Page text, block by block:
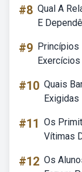
#8 Qual A
E
#9 Princípios
#10 Quais
Exigidas
#11 Os
Vítimas
#12 Os